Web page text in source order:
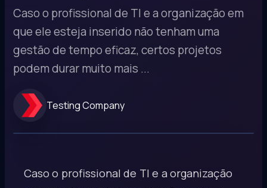
Caso o profissional de TI e a organização em
que ele esteja inserido não tenham uma
gestão de tempo eficaz, certos projetos
podem durar muito mais ...
Testing Company
Caso o profissional de TI e a organização